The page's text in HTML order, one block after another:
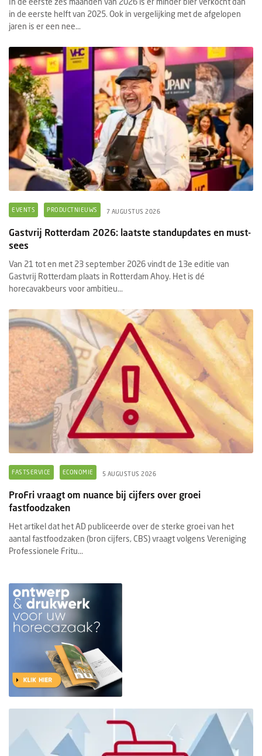
in de eerste helft van 2025. Ook in vergelijking met de afgelopen
jaren is er een nee...
EVENTS PRODUCTNIEUWS 7 AUGUSTUS 2026
Gastvrij Rotterdam 2026: laatste standupdates en must-
sees
Van 21 tot en met 23 september 2026 vindt de 13e editie van
Gastvrij Rotterdam plaats in Rotterdam Ahoy. Het is dé
horecavakbeurs voor ambitieu...
FASTSERVICE ECONOMIE 5 AUGUSTUS 2026
ProFri vraagt om nuance bij cijfers over groei
fastfoodzaken
Het artikel dat het AD publiceerde over de sterke groei van het
aantal fastfoodzaken (bron cijfers, CBS) vraagt volgens Vereniging
Professionele Fritu...